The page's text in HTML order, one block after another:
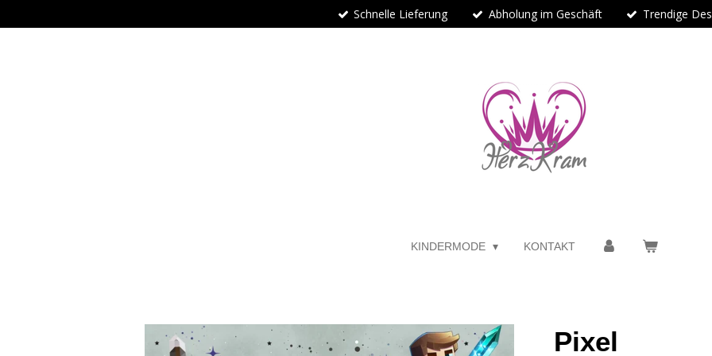
Hauptinhalt
Schnelle Lieferung Abholung im Geschäft Trendige
KINDERMODE KONTAKT
Pixel